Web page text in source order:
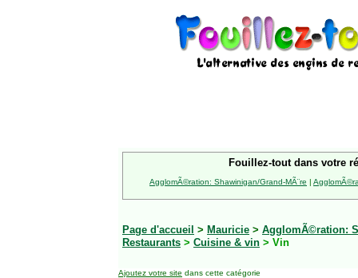
Fouillez-tout dans votre
AgglomÃ©ration: Shawinigan/Grand-MÃ¨re |
Page d'accueil > Mauricie > AgglomÃ©ration:
Restaurants > Cuisine & vin > Vin
Ajoutez votre site dans cette catégorie